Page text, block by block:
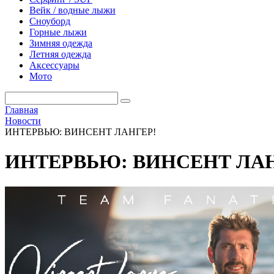
Вейк / водные лыжи
Сноуборд
Горные лыжи
Зимняя одежда
Летняя одежда
Аксессуары
Мото
Главная
Новости
ИНТЕРВЬЮ: ВИНСЕНТ ЛАНГЕР!
ИНТЕРВЬЮ: ВИНСЕНТ